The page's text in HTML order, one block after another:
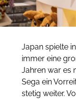
Japan spielte
immer eine
Jahren war es
Sega ein
stetig weiter.